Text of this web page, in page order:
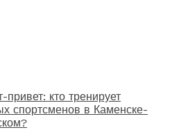
привет: кто тренирует
спортсменов в Каменске-